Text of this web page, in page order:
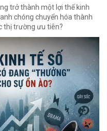
trở thành một lợi thế kinh
chóng chuyển hóa thành
thị trường ưu tiên?